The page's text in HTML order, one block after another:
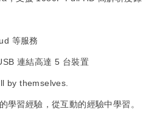
等服務
連結高達 5 台裝置
by themselves.
學習經驗，從互動的經驗中學習。